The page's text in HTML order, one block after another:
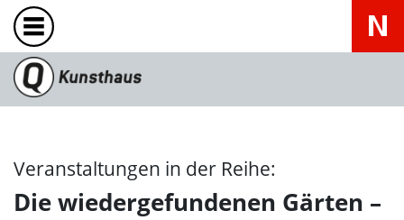
Veranstaltungen in der Reihe:
Die wiedergefundenen Gärten –